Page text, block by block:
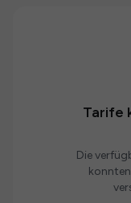
Tarife
Die